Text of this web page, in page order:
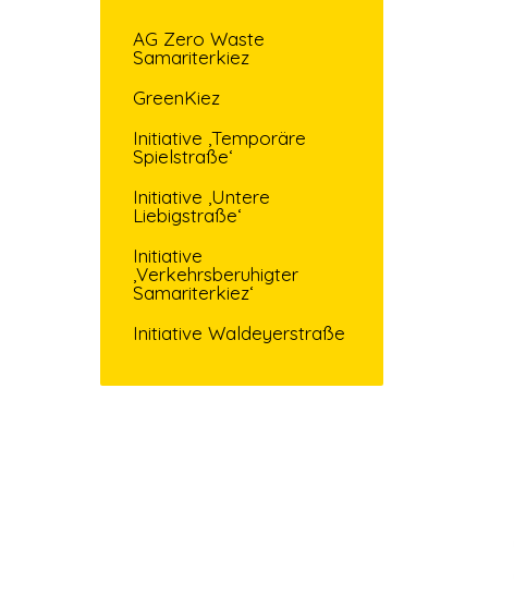
AG Zero Waste
Samariterkiez
GreenKiez
Initiative ‚Temporäre
Spielstraße‘
Initiative ‚Untere
Liebigstraße‘
Initiative
‚Verkehrsberuhigter
Samariterkiez‘
Initiative Waldeyerstraße